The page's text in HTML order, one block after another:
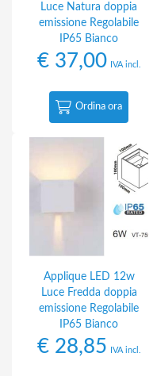
Luce Natura doppia
emissione Regolabile
IP65 Bianco
€37,00 IVA incl.
Ordina ora
Applique LED 12w
Luce Fredda doppia
emissione Regolabile
IP65 Bianco
€28,85 IVA incl.